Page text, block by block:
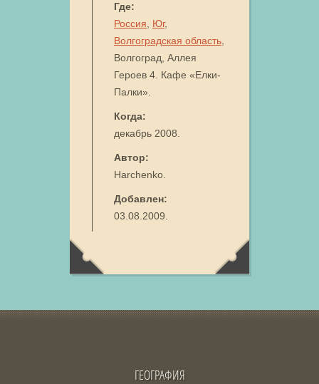
Где:
Россия
Юг,
Волгоградская область
Волгоград, Аллея
Героев 4. Кафе «Елки-
Палки».
Когда:
декабрь 2008.
Автор:
Harchenko.
Добавлен:
03.08.2009.
ГЕОГРАФИЯ